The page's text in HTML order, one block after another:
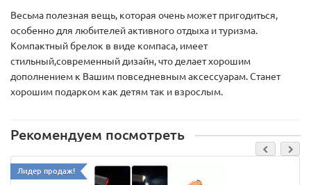
Весьма полезная вещь, которая очень может пригодиться,
особенно для любителей активного отдыха и туризма.
Компактный брелок в виде компаса, имеет
стильный,современный дизайн, что делает хорошим
дополнением к Вашим повседневным аксессуарам. Станет
хорошим подарком как детям так и взрослым.
Рекомендуем посмотреть
Лидер продаж!